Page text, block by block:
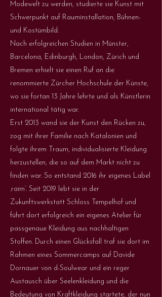
Modewelt zu werden, studierte sie Kunst mit
Schwerpunkt auf Rauminstallation, Bühnen-
und Kostümbild.
Nach erfolgreichen Studien in Münster,
Barcelona, Edinburgh, London, Zürich und
Bremen erhielt sie einen Ruf an die
renommierte Zürcher Hochschule der Künste,
wo sie fortan 13 Jahre lehrte und als Künstlerin
international tätig war.
Erst 2013 wand sie der Kunst den Rücken zu,
zog mit ihrer Familie nach Katalonien und
folgte ihrem Traum, individualisierte Kleidung
herzustellen, die so auf dem Markt nicht zu
finden war. So entstand 2016 ihr eigenes Label
‚raïm’. Seit 2019 lebt sie in der
Zukunftswerkstatt Schloss Tempelhof und
führt dort erfolgreich ein eigenes Atelier für
passgenaue Kleidung aus nachhaltigen
Stoffen. Durch einen Glücksfall traf sie dort im
Rahmen eines Sommercamps auf Davide
Dornauer von d-Soulwear und ein reger
Austausch über Seelenkleidung und die
Bedeutung von Kraftkleidung startete, der nun